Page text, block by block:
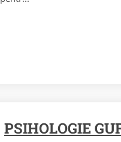
PSIHOLOGIE